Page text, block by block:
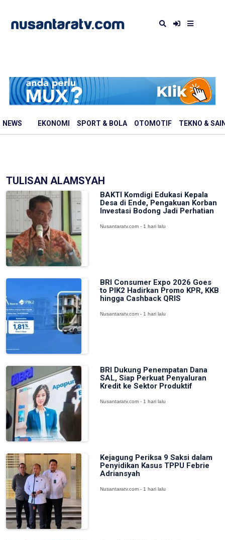
NEWS EKONOMI SPORT & BOLA OTOMOTIF TEKNO &
TULISAN ALAMSYAH
BAKTI Komdigi Edukasi Kepala
Desa di Ende, Pengakuan Korban
Investasi Bodong Jadi Perhatian
Nusantaratv.com - 1 hari lalu
BRI Consumer Expo 2026 Goes
to PIK2 Hadirkan Promo KPR, KKB
hingga Cashback QRIS
Nusantaratv.com - 1 hari lalu
BRI Dukung Penempatan Dana
SAL, Siap Perkuat Penyaluran
Kredit ke Sektor Produktif
Nusantaratv.com - 1 hari lalu
Kejagung Periksa 9 Saksi dalam
Penyidikan Kasus TPPU Febrie
Adriansyah
Nusantaratv.com - 1 hari lalu